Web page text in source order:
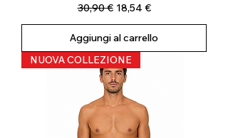
Prezzo regolare
30,90 € Prezzo scontato
18,54 €
Aggiungi al carrello
NUOVA COLLEZIONE